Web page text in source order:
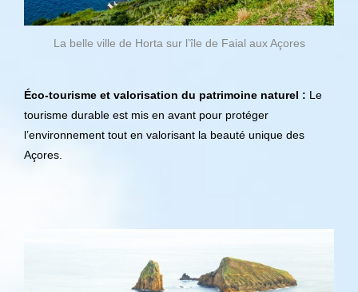
La belle ville de Horta sur l’île de Faial aux Açores
Éco-tourisme et valorisation du patrimoine naturel : Le
tourisme durable est mis en avant pour protéger
l’environnement tout en valorisant la beauté unique des
Açores.